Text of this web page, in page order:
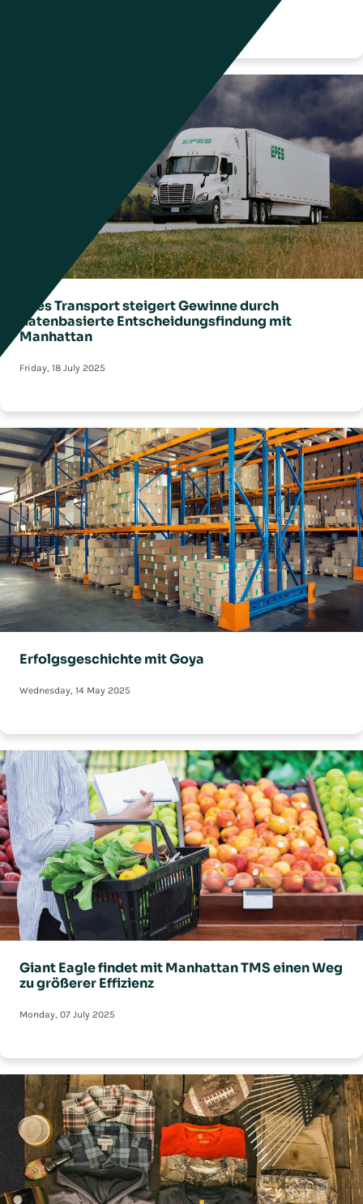
Epes Transport steigert Gewinne durch
datenbasierte Entscheidungsfindung mit
Manhattan
Friday, 18 July 2025
Erfolgsgeschichte mit Goya
Wednesday, 14 May 2025
Giant Eagle findet mit Manhattan TMS einen Weg
zu größerer Effizienz
Monday, 07 July 2025